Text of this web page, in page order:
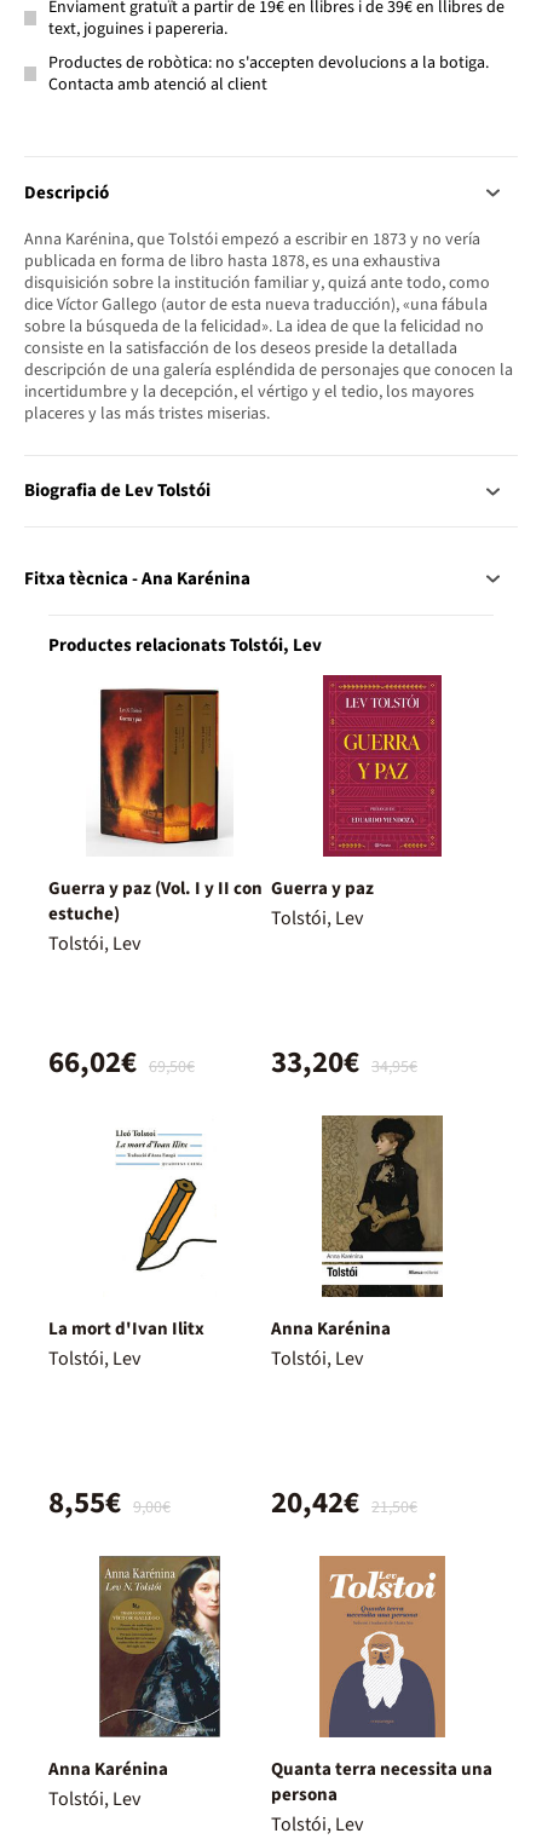
Enviament gratuït a partir de 19€ en llibres i de 39€ en llibres de
text, joguines i papereria.
Productes de robòtica: no s'accepten devolucions a la botiga.
Contacta amb atenció al client
Descripció
Anna Karénina, que Tolstói empezó a escribir en 1873 y no vería
publicada en forma de libro hasta 1878, es una exhaustiva
disquisición sobre la institución familiar y, quizá ante todo, como
dice Víctor Gallego (autor de esta nueva traducción), «una fábula
sobre la búsqueda de la felicidad». La idea de que la felicidad no
consiste en la satisfacción de los deseos preside la detallada
descripción de una galería espléndida de personajes que conocen la
incertidumbre y la decepción, el vértigo y el tedio, los mayores
placeres y las más tristes miserias.
Biografia de Lev Tolstói
Fitxa tècnica - Ana Karénina
Productes relacionats Tolstói, Lev
Guerra y paz (Vol. I y II con
estuche)
Tolstói, Lev
69,50€
66,02€
Guerra y paz
Tolstói, Lev
34,95€
33,20€
La mort d'Ivan Ilitx
Tolstói, Lev
9,00€
8,55€
Anna Karénina
Tolstói, Lev
21,50€
20,42€
Anna Karénina
Tolstói, Lev
Quanta terra necessita una
persona
Tolstói, Lev